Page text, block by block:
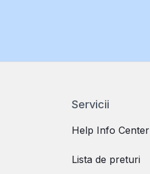
Servicii
Help Info Center
Lista de preturi